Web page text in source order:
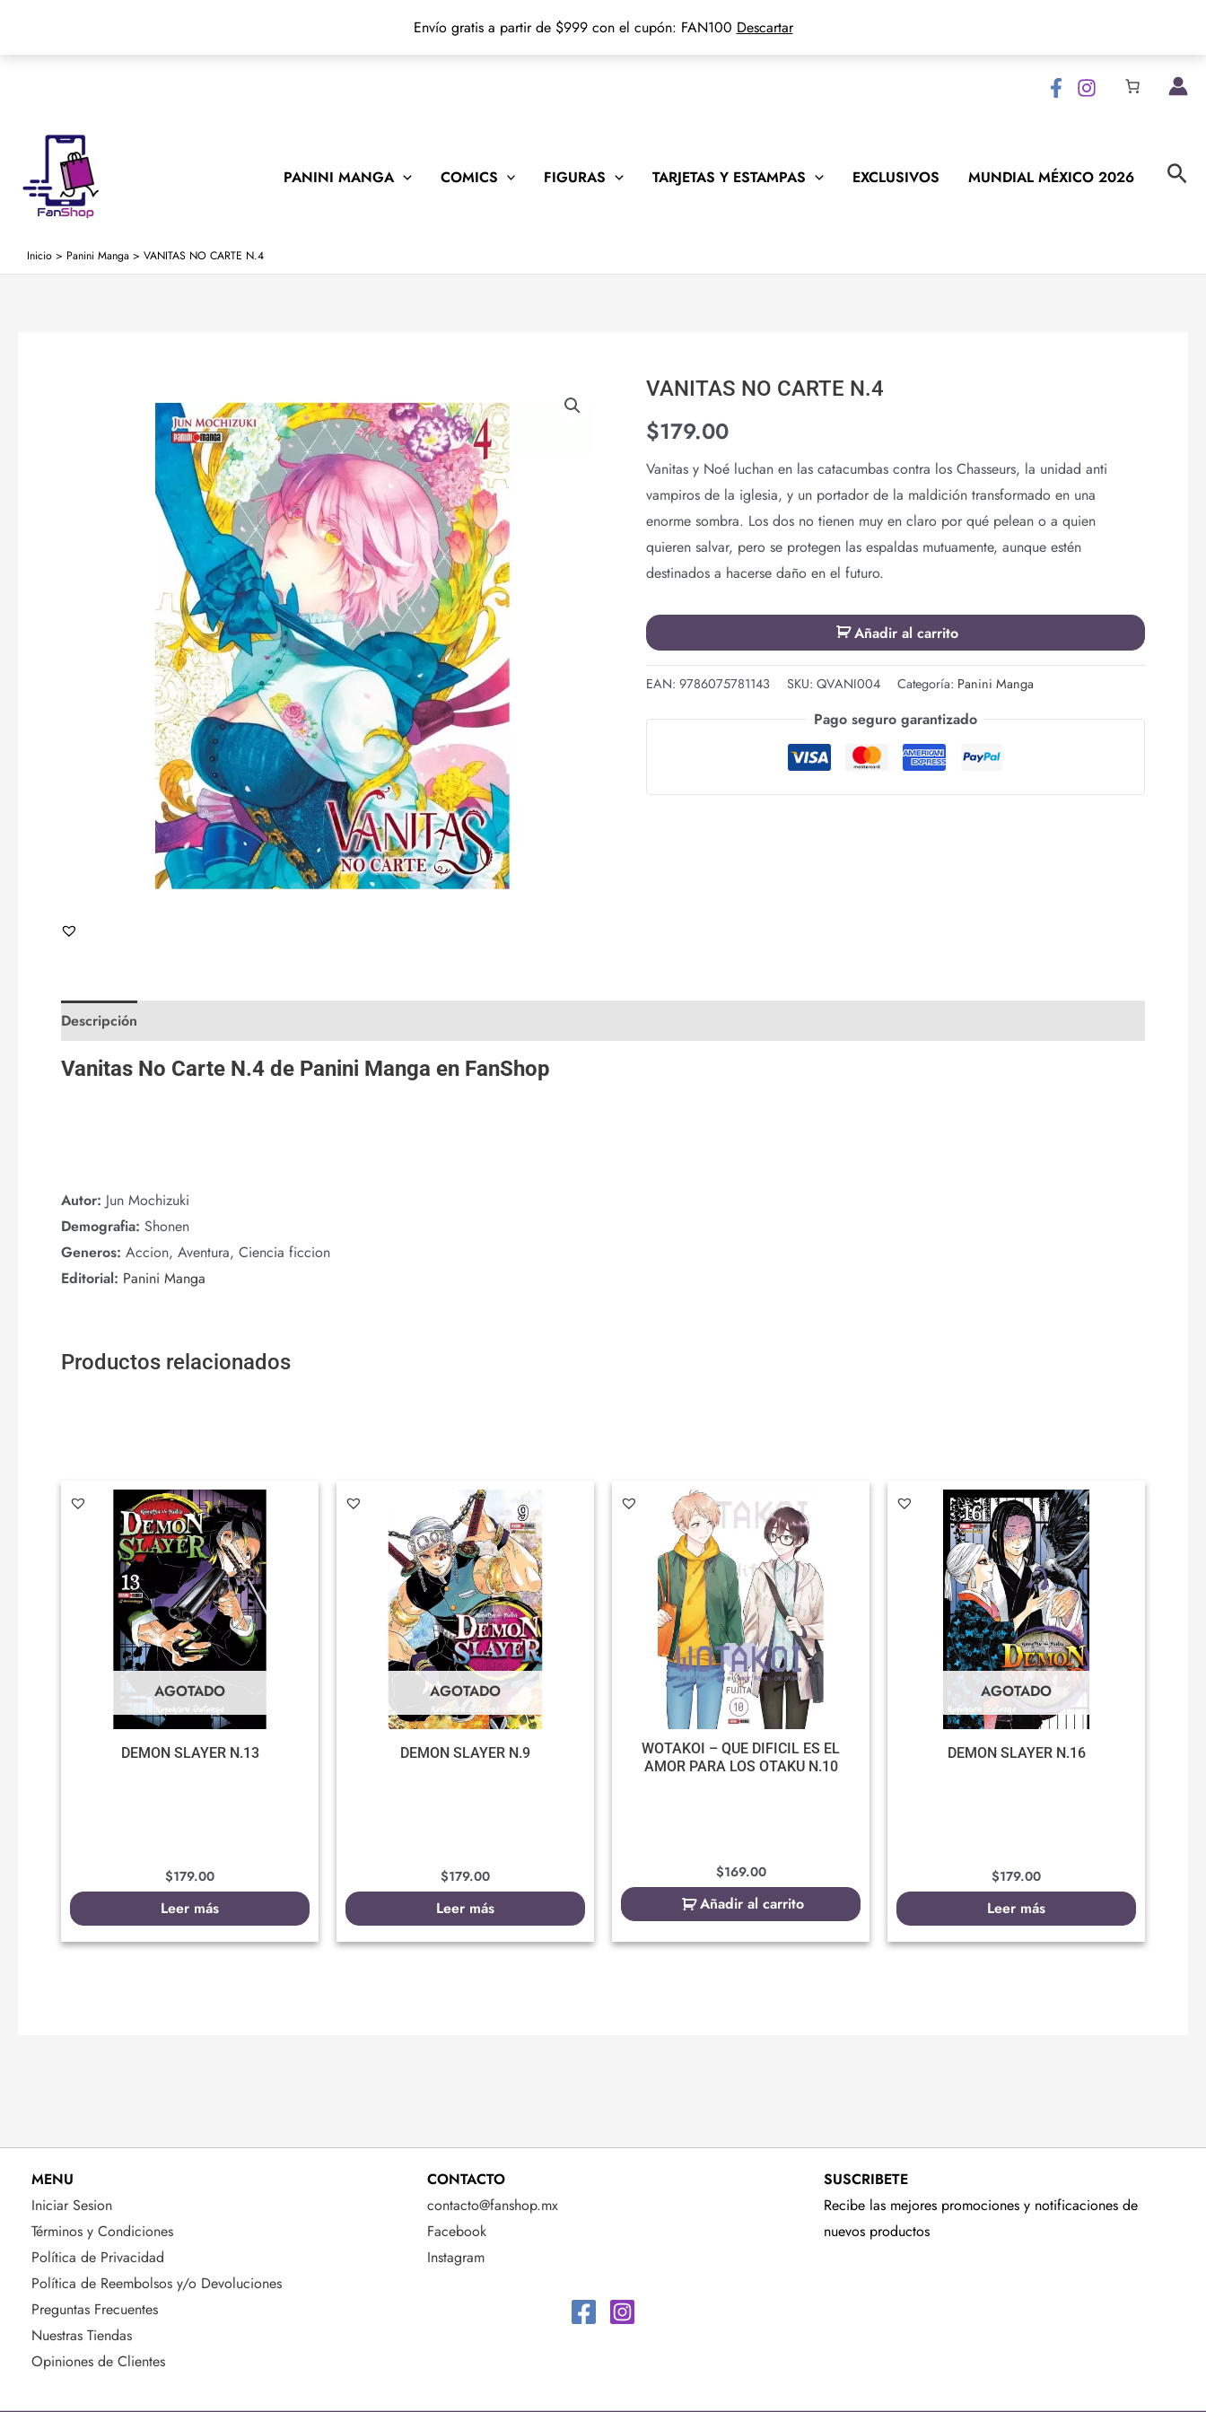
Envío gratis a partir de $999 con el cupón: FAN100 Descartar
PANINI MANGA COMICS FIGURAS TARJETAS Y ESTAMPAS EXCLUSIVOS MUNDIAL MÉXICO 2026
Inicio > Panini Manga > VANITAS NO CARTE N.4
VANITAS NO CARTE N.4
$179.00
Vanitas y Noé luchan en las catacumbas contra los Chasseurs, la unidad anti
vampiros de la iglesia, y un portador de la maldición transformado en una
enorme sombra. Los dos no tienen muy en claro por qué pelean o a quien
quieren salvar, pero se protegen las espaldas mutuamente, aunque estén
destinados a hacerse daño en el futuro.
VANITAS
CARTE
N.4
cantidad
Añadir al carrito
EAN:9786075781143 SKU:QVANI004 Categoría: Panini Manga
Pago seguro garantizado
Descripción
Vanitas No Carte N.4 de Panini Manga en FanShop
Autor: Jun Mochizuki
Demografia: Shonen
Generos: Accion, Aventura, Ciencia ficcion
Editorial: Panini Manga
Productos relacionados
AGOTADO
DEMON SLAYER N.13
$179.00
Leer más
AGOTADO
DEMON SLAYER N.9
$179.00
Leer más
WOTAKOI – QUE DIFICIL ES EL
AMOR PARA LOS OTAKU N.10
$169.00
Añadir al carrito
AGOTADO
DEMON SLAYER N.16
$179.00
Leer más
MENU
Iniciar Sesion
Términos y Condiciones
Política de Privacidad
Política de Reembolsos y/o Devoluciones
Preguntas Frecuentes
Nuestras Tiendas
Opiniones de Clientes
CONTACTO
contacto@fanshop.mx
Facebook
Instagram
SUSCRIBETE
Recibe las mejores promociones y notificaciones de
nuevos productos